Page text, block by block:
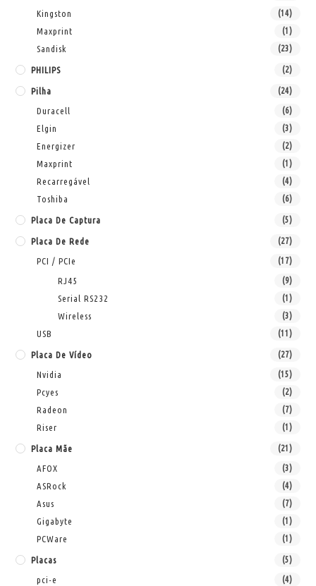
Kingston (14)
Maxprint (1)
Sandisk (23)
PHILIPS (2)
Pilha (24)
Duracell (6)
Elgin (3)
Energizer (2)
Maxprint (1)
Recarregável (4)
Toshiba (6)
Placa De Captura (5)
Placa De Rede (27)
PCI / PCIe (17)
RJ45 (9)
Serial RS232 (1)
Wireless (3)
USB (11)
Placa De Vídeo (27)
Nvidia (15)
Pcyes (2)
Radeon (7)
Riser (1)
Placa Mãe (21)
AFOX (3)
ASRock (4)
Asus (7)
Gigabyte (1)
PCWare (1)
Placas (5)
pci-e (4)